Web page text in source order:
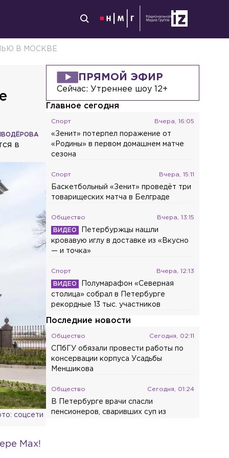
В МОСКВЕ
в
соцсети
Max!
ПРЯМОЙ ЭФИР
Сейчас: Утреннее шоу 12+
Главное сегодня
Спорт Вчера, 16:05
«Зенит» потерпел поражение от
«Родины» в первом домашнем матче
сезона
Спорт Вчера, 15:11
Баскетбольный «Зенит» проведёт три
товарищеских матча в Белграде
Общество Вчера, 13:15
Петербуржцы нашли
кровавую иглу в доставке из «Вкусно
— и точка»
Спорт Вчера, 12:13
Полумарафон «Северная
столица» собрал в Петербурге
рекордные 13 тыс. участников
Последние новости
Общество Сегодня, 02:11
СПбГУ обязали провести работы по
консервации корпуса Усадьбы
Меншикова
Общество Сегодня, 01:24
В Петербурге врачи спасли
пенсионеров, сваривших суп из